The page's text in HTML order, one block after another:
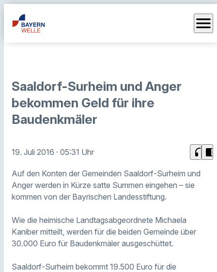
menu
Saaldorf-Surheim und Anger
bekommen Geld für ihre
Baudenkmäler
19. Juli 2016 · 05:31 Uhr headphones chrome_reader_mode
Auf den Konten der Gemeinden Saaldorf-Surheim und
Anger werden in Kürze satte Summen eingehen – sie
kommen von der Bayrischen Landesstiftung.
Wie die heimische Landtagsabgeordnete Michaela
Kaniber mitteilt, werden für die beiden Gemeinde über
30.000 Euro für Baudenkmäler ausgeschüttet.
Saaldorf-Surheim bekommt 19.500 Euro für die